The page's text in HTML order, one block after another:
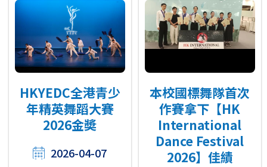
HKYEDC全港青少
年精英舞蹈大賽
2026金奬
2026-04-07
本校國標舞隊首次
作賽拿下【HK
International
Dance Festival
2026】佳績